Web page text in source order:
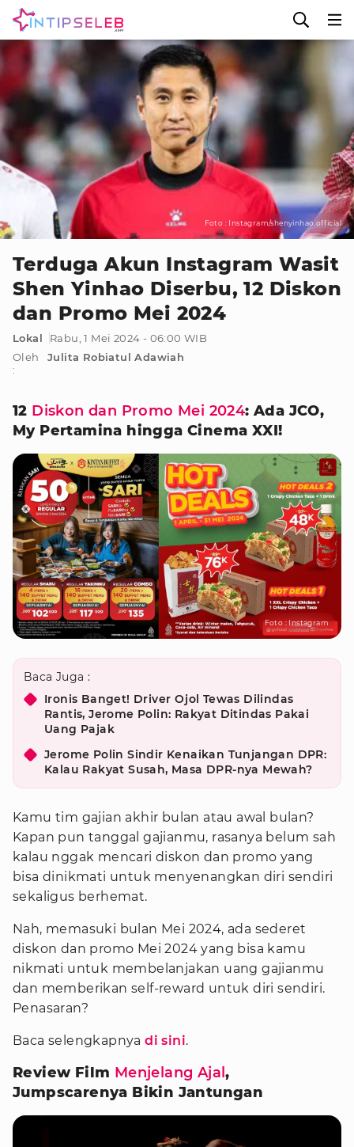
Foto : Instagram/shenyinhao.official
Terduga Akun Instagram Wasit
Shen Yinhao Diserbu, 12 Diskon
dan Promo Mei 2024
Lokal
Rabu, 1 Mei 2024 - 06:00 WIB
Oleh
:
Julita Robiatul Adawiah
12 Diskon dan Promo Mei 2024: Ada JCO,
My Pertamina hingga Cinema XXI!
Foto : Instagram
Baca Juga :
Ironis Banget! Driver Ojol Tewas Dilindas
Rantis, Jerome Polin: Rakyat Ditindas Pakai
Uang Pajak
Jerome Polin Sindir Kenaikan Tunjangan DPR:
Kalau Rakyat Susah, Masa DPR-nya Mewah?
Kamu tim gajian akhir bulan atau awal bulan?
Kapan pun tanggal gajianmu, rasanya belum sah
kalau nggak mencari diskon dan promo yang
bisa dinikmati untuk menyenangkan diri sendiri
sekaligus berhemat.
Nah, memasuki bulan Mei 2024, ada sederet
diskon dan promo Mei 2024 yang bisa kamu
nikmati untuk membelanjakan uang gajianmu
dan memberikan self-reward untuk diri sendiri.
Penasaran?
Baca selengkapnyadi sini.
Review Film Menjelang Ajal,
Jumpscarenya Bikin Jantungan